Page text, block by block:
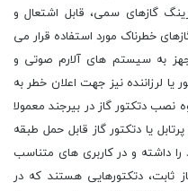
گازهای سمی، قابل اشتعال و
خطرناک مورد استفاده قرار می
به سیستم های آلارم صوتی و
یا لرزاننده نیز جهت اعلان خطر به
نصب دتکتور گاز در بیرجند معمولا
یا دتکتور گاز قابل حمل طبقه
داشته و در کاربری های متناسب
ثابت، دتکتورهایی هستند که در